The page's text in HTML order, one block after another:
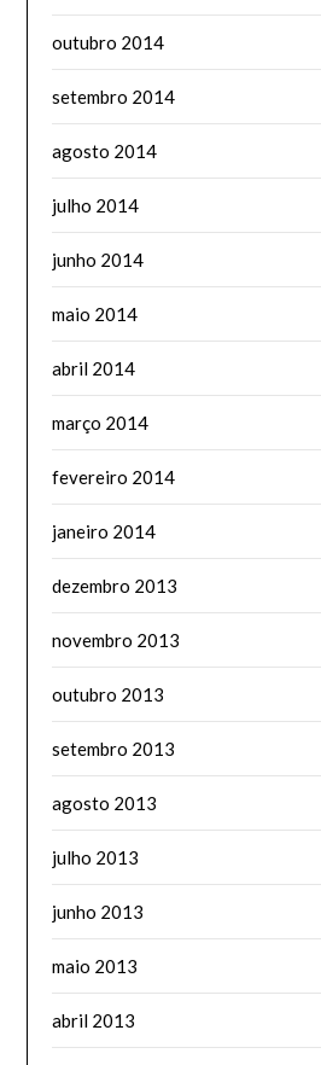
outubro 2014
setembro 2014
agosto 2014
julho 2014
junho 2014
maio 2014
abril 2014
março 2014
fevereiro 2014
janeiro 2014
dezembro 2013
novembro 2013
outubro 2013
setembro 2013
agosto 2013
julho 2013
junho 2013
maio 2013
abril 2013